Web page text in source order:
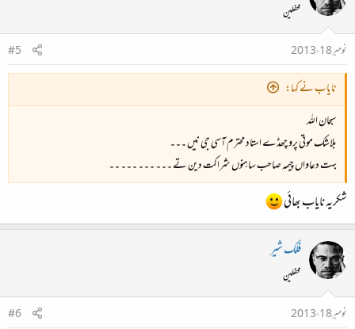
محفلین
نومبر 18، 2013
#5
نایاب نے کہا:
سبحان اللہ
بلاشک موتی پرو چھڈے استاد محترم آسی جی نیں ۔۔۔
بہت دعاواں چیمہ صاحب ساہنوں شراکت دین تے ۔۔۔ ۔۔۔ ۔۔۔ ۔۔
شکریہ نایاب بھائی
فلک شیر
محفلین
نومبر 18، 2013
#6